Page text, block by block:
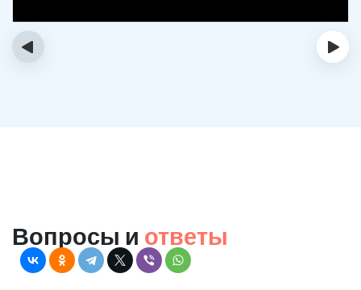
‹ ›
Вопросы и ответы